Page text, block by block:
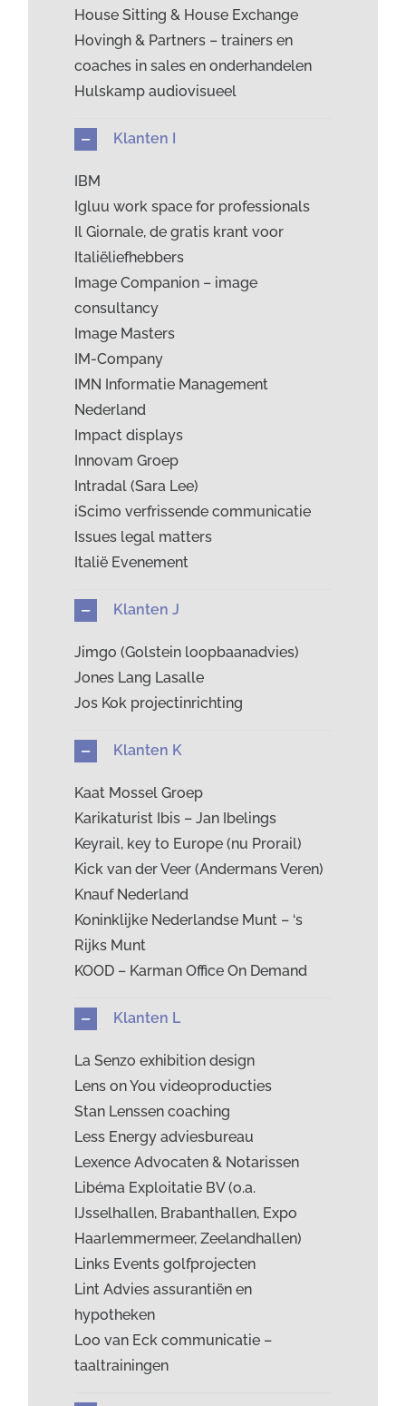
House Sitting & House Exchange
Hovingh & Partners – trainers en
coaches in sales en onderhandelen
Hulskamp audiovisueel
Klanten I
IBM
Igluu work space for professionals
Il Giornale, de gratis krant voor
Italiëliefhebbers
Image Companion – image
consultancy
Image Masters
IM-Company
IMN Informatie Management
Nederland
Impact displays
Innovam Groep
Intradal (Sara Lee)
iScimo verfrissende communicatie
Issues legal matters
Italië Evenement
Klanten J
Jimgo (Golstein loopbaanadvies)
Jones Lang Lasalle
Jos Kok projectinrichting
Klanten K
Kaat Mossel Groep
Karikaturist Ibis – Jan Ibelings
Keyrail, key to Europe (nu Prorail)
Kick van der Veer (Andermans Veren)
Knauf Nederland
Koninklijke Nederlandse Munt – ‘s
Rijks Munt
KOOD – Karman Office On Demand
Klanten L
La Senzo exhibition design
Lens on You videoproducties
Stan Lenssen coaching
Less Energy adviesbureau
Lexence Advocaten & Notarissen
Libéma Exploitatie BV (o.a.
IJsselhallen, Brabanthallen, Expo
Haarlemmermeer, Zeelandhallen)
Links Events golfprojecten
Lint Advies assurantiën en
hypotheken
Loo van Eck communicatie –
taaltrainingen